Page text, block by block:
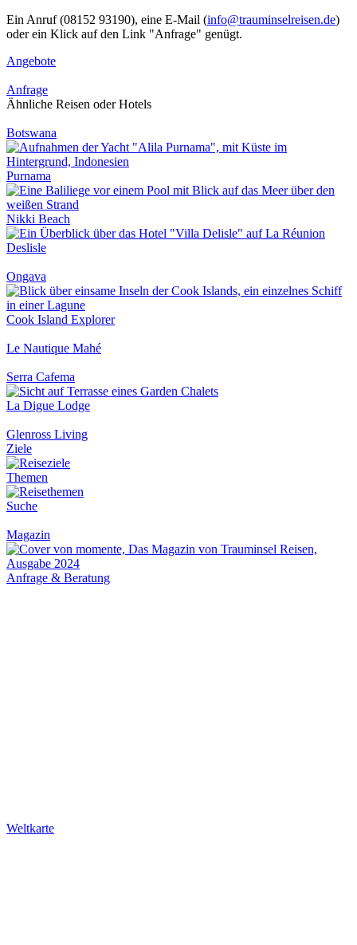
Ein Anruf (08152 93190), eine E-Mail (info@trauminselreisen.de)
oder ein Klick auf den Link "Anfrage" genügt.
Angebote
Anfrage
Ähnliche Reisen oder Hotels
Botswana
Purnama
Nikki Beach
Deslisle
Ongava
Cook Island Explorer
Le Nautique Mahé
Serra Cafema
La Digue Lodge
Glenross Living
Ziele
Themen
Suche
Magazin
Anfrage & Beratung